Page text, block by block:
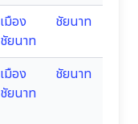
เมือง
ชัยนาท
ชัยนาท
เมือง
ชัยนาท
ชัยนาท